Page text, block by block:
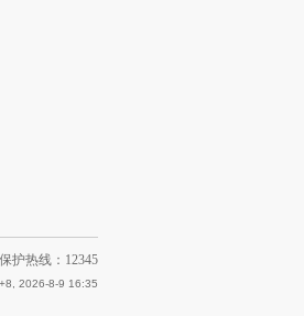
护热线：12345
2026-8-9 16:35